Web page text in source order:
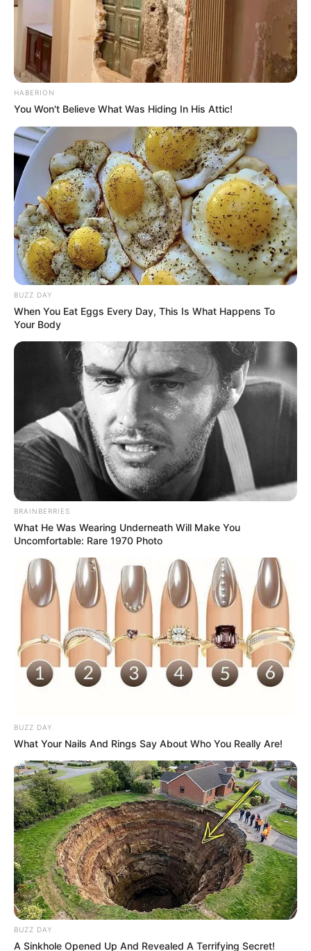
HABERION
You Won't Believe What Was Hiding In His Attic!
BUZZ DAY
When You Eat Eggs Every Day, This Is What Happens To
Your Body
BRAINBERRIES
What He Was Wearing Underneath Will Make You
Uncomfortable: Rare 1970 Photo
BUZZ DAY
What Your Nails And Rings Say About Who You Really Are!
BUZZ DAY
A Sinkhole Opened Up And Revealed A Terrifying Secret!